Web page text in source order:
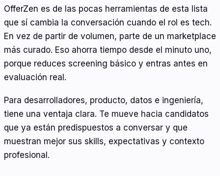
OfferZen es de las pocas herramientas de esta lista
que sí cambia la conversación cuando el rol es tech.
En vez de partir de volumen, parte de un marketplace
más curado. Eso ahorra tiempo desde el minuto uno,
porque reduces screening básico y entras antes en
evaluación real.
Para desarrolladores, producto, datos e ingeniería,
tiene una ventaja clara. Te mueve hacia candidatos
que ya están predispuestos a conversar y que
muestran mejor sus skills, expectativas y contexto
profesional.